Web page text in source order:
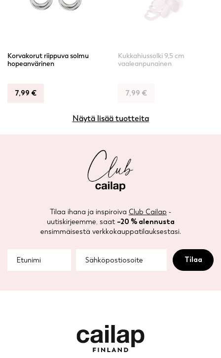
Korvakorut riippuva solmu
hopeanvärinen
7,99 €
Kukkahiussolki 9,5 cm
vaaleanpunainen
7,99 €
Näytä lisää tuotteita
Tilaa ihana ja inspiroiva Club Cailap -
uutiskirjeemme, saat –20 % alennusta
ensimmäisestä verkkokauppatilauksestasi.